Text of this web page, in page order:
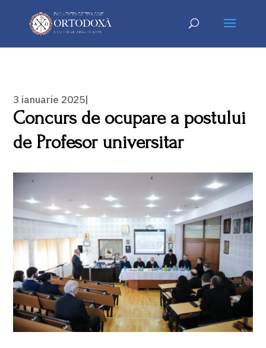
3 ianuarie 2025|
Concurs de ocupare a postului
de Profesor universitar